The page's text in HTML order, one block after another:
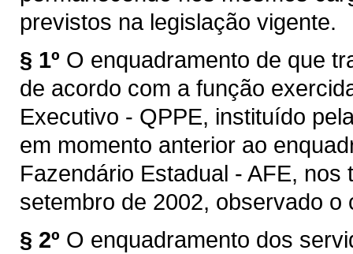
previstos na legislação vigente.
§ 1º O enquadramento de que
de acordo com a função
Executivo - QPPE, instituído
em momento anterior ao
Fazendário Estadual - AFE, nos
setembro de 2002, observado
§ 2º O enquadramento dos